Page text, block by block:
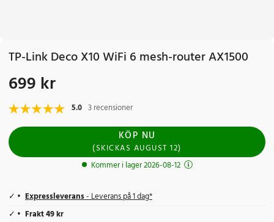
TP-Link Deco X10 WiFi 6 mesh-router AX1500
Pris:699 kr
699 kr
5.0 3 recensioner
KÖP NU
(SKICKAS AUGUST 12)
Kommer i lager 2026-08-12
Expressleverans- Leverans på 1 dag*
Frakt 49 kr